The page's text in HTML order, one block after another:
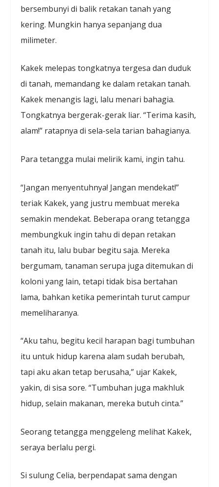
bersembunyi di balik retakan tanah yang
kering. Mungkin hanya sepanjang dua
milimeter.
Kakek melepas tongkatnya tergesa dan duduk
di tanah, memandang ke dalam retakan tanah.
Kakek menangis lagi, lalu menari bahagia.
Tongkatnya bergerak-gerak liar. “Terima kasih,
alam!” ratapnya di sela-sela tarian bahagianya.
Para tetangga mulai melirik kami, ingin tahu.
“Jangan menyentuhnya! Jangan mendekat!”
teriak Kakek, yang justru membuat mereka
semakin mendekat. Beberapa orang tetangga
membungkuk ingin tahu di depan retakan
tanah itu, lalu bubar begitu saja. Mereka
bergumam, tanaman serupa juga ditemukan di
koloni yang lain, tetapi tidak bisa bertahan
lama, bahkan ketika pemerintah turut campur
memeliharanya.
“Aku tahu, begitu kecil harapan bagi tumbuhan
itu untuk hidup karena alam sudah berubah,
tapi aku akan tetap berusaha,” ujar Kakek,
yakin, di sisa sore. “Tumbuhan juga makhluk
hidup, selain makanan, mereka butuh cinta.”
Seorang tetangga menggeleng melihat Kakek,
seraya berlalu pergi.
Si sulung Celia, berpendapat sama dengan